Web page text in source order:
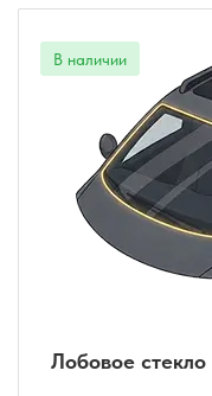
Лобовое